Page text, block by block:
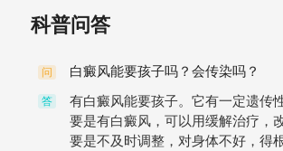
科普问答
问 白癜风能要孩子吗？会传染吗？
答
有白癜风能要孩子。它有一定遗传
要是有白癜风，可以用缓解治疗，
要是不及时调整，对身体不好，得